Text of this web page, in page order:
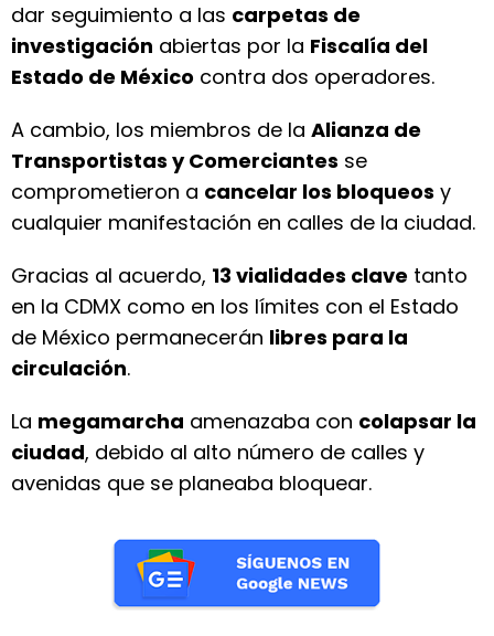
dar seguimiento a las carpetas de
investigación abiertas por la Fiscalía del
Estado de México contra dos operadores.
A cambio, los miembros de la Alianza de
Transportistas y Comerciantes se
comprometieron a cancelar los bloqueos y
cualquier manifestación en calles de la ciudad.
Gracias al acuerdo, 13 vialidades clave tanto
en la CDMX como en los límites con el Estado
de México permanecerán libres para la
circulación.
La megamarcha amenazaba con colapsar la
ciudad, debido al alto número de calles y
avenidas que se planeaba bloquear.